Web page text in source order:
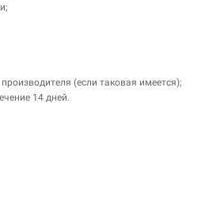
(если таковая имеется);
14 дней.